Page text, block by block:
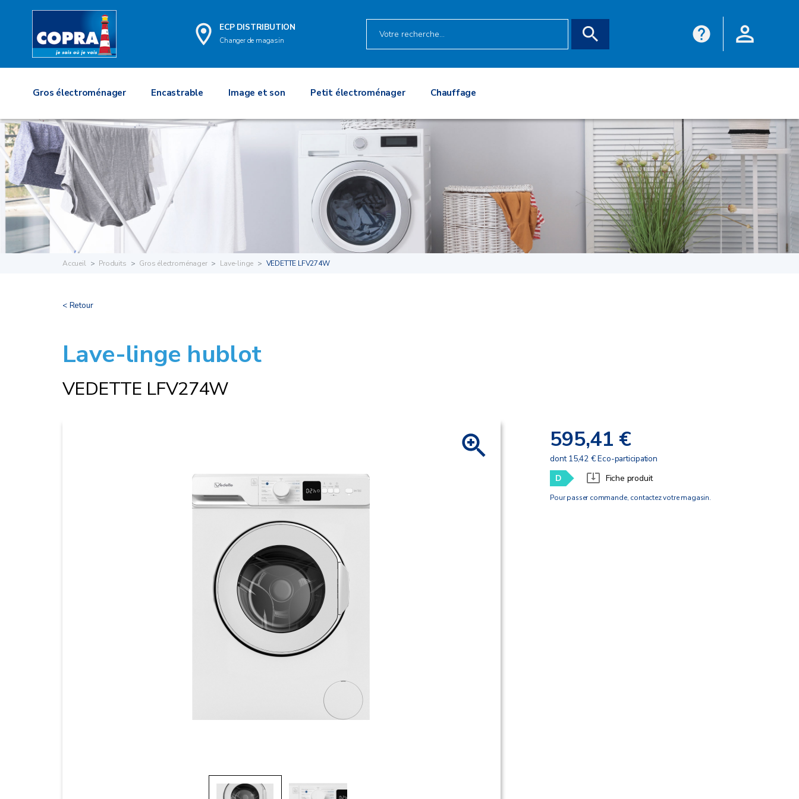
ECP DISTRIBUTION
Changer de magasin
Gros électroménager Encastrable Image et son Petit électroménager Chauffage
Accueil Produits Gros électroménager Lave-linge VEDETTE LFV274W
< Retour
Lave-linge hublot
VEDETTE LFV274W
595,41 €
dont 15,42 € Eco-participation
D
Fiche produit
Pour passer commande, contactez votre magasin.